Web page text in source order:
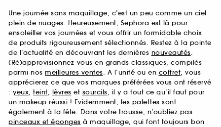
Une journée sans maquillage, c’est un peu comme un ciel
plein de nuages. Heureusement, Sephora est là pour
ensoleiller vos journées et vous offrir un formidable choix
de produits rigoureusement sélectionnés. Restez à la pointe
de l’actualité en découvrant les dernières nouveautés.
(Ré)approvisionnez-vous en grands classiques, compilés
parmi nos meilleures ventes. A l’unité ou en coffret, vous
apprécierez ce que vos marques préférées vous ont réservé
: yeux, teint, lèvres et sourcils, il y a tout ce qu’il faut pour
un makeup réussi ! Evidemment, les palettes sont
également à la fête. Dans votre trousse, n’oubliez pas
pinceaux et éponges à maquillage, qui font toujours bon